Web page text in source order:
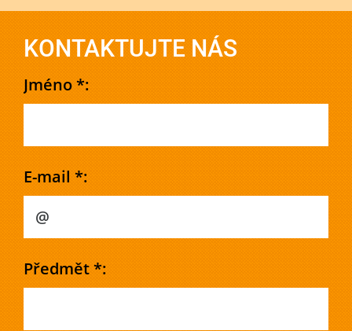
KONTAKTUJTE NÁS
Jméno *:
E-mail *:
Předmět *: